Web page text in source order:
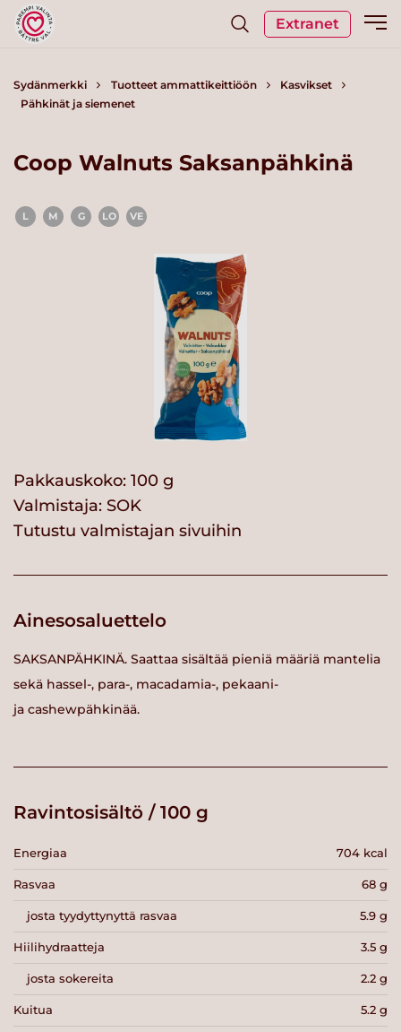
Extranet
Sydänmerkki Tuotteet ammattikeittiöön
Kasvikset
Pähkinät ja siemenet
Coop Walnuts Saksanpähkinä
L M G LO VE
Pakkauskoko: 100 g
Valmistaja: SOK
Tutustu valmistajan sivuihin
Ainesosaluettelo
SAKSANPÄHKINÄ. Saattaa sisältää pieniä määriä mantelia
sekä hassel-, para-, macadamia-, pekaani-
ja cashewpähkinää.
Ravintosisältö / 100 g
Energiaa 704 kcal
Rasvaa 68 g
josta tyydyttynyttä rasvaa 5.9 g
Hiilihydraatteja 3.5 g
josta sokereita 2.2 g
Kuitua 5.2 g